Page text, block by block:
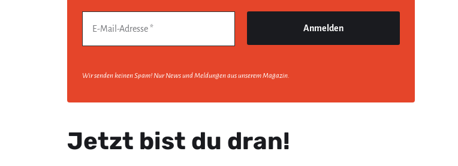
Wir senden keinen Spam! Nur News und Meldungen aus unserem Magazin.
Jetzt bist du dran!